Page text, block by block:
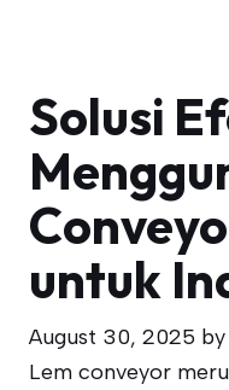
Solusi
untuk
August 30, 2025 by
Lem conveyor